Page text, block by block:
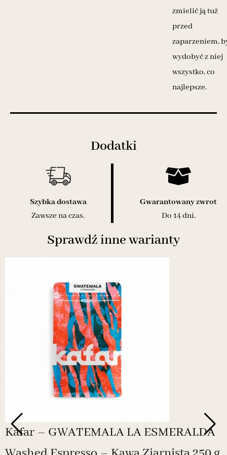
zmielić ją tuż
przed
zaparzeniem,
wydobyć z niej
wszystko, co
najlepsze.
Dodatki
Szybka dostawa
Zawsze na czas.
Gwarantowany zwrot
Do 14 dni.
Sprawdź inne warianty
Kafar – GWATEMALA LA ESMERALDA